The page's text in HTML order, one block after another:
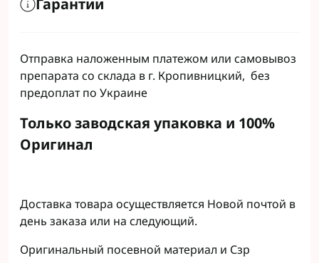
Гарантии
Отправка наложенным платежом или самовывоз
препарата со склада в г. Кропивницкий, без
предоплат по Украине
Только заводская упаковка и 100%
Оригинал
Доставка товара осуществляется Новой почтой в
день заказа или на следующий.
Оригинальный посевной материал и Сзр